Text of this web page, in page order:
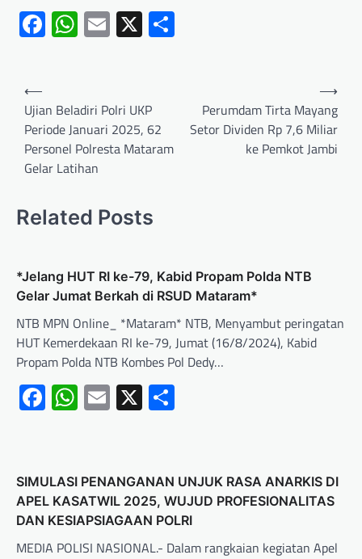
Facebook
WhatsApp
Email
X
⟵
Ujian Beladiri Polri UKP
Periode Januari 2025, 62
Personel Polresta Mataram
Gelar Latihan
Perumdam Tirta Mayang
Setor Dividen Rp 7,6 Miliar
ke Pemkot Jambi
⟶
Related Posts
*Jelang HUT RI ke-79, Kabid Propam Polda NTB
Gelar Jumat Berkah di RSUD Mataram*
NTB MPN Online_ *Mataram* NTB, Menyambut peringatan
HUT Kemerdekaan RI ke-79, Jumat (16/8/2024), Kabid
Propam Polda NTB Kombes Pol Dedy…
Facebook
WhatsApp
Email
X
SIMULASI PENANGANAN UNJUK RASA ANARKIS DI
APEL KASATWIL 2025, WUJUD PROFESIONALITAS
DAN KESIAPSIAGAAN POLRI
MEDIA POLISI NASIONAL.- Dalam rangkaian kegiatan Apel